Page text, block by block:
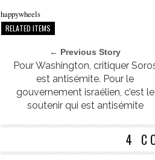
happywheels
RELATED ITEMS
← Previous Story
Pour Washington, critiquer
est antisémite. Pour le
gouvernement israélien, c’est le
soutenir qui est antisémite
4